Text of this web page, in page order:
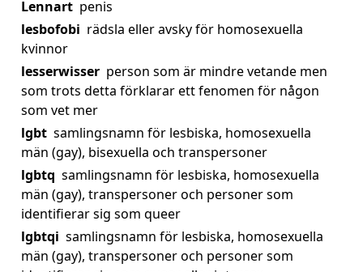
Lennart penis
lesbofobi rädsla eller avsky för homosexuella
kvinnor
lesserwisser person som är mindre vetande men
som trots detta förklarar ett fenomen för någon
som vet mer
lgbt samlingsnamn för lesbiska, homosexuella
män (gay), bisexuella och transpersoner
lgbtq samlingsnamn för lesbiska, homosexuella
män (gay), transpersoner och personer som
identifierar sig som queer
lgbtqi samlingsnamn för lesbiska, homosexuella
män (gay), transpersoner och personer som